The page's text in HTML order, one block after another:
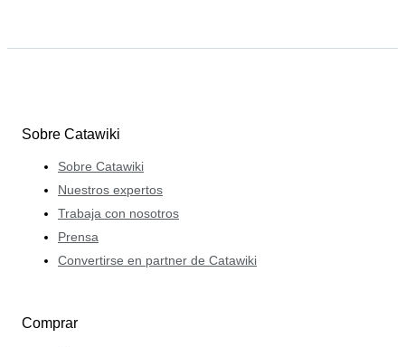
Sobre Catawiki
Sobre Catawiki
Nuestros expertos
Trabaja con nosotros
Prensa
Convertirse en partner de Catawiki
Comprar